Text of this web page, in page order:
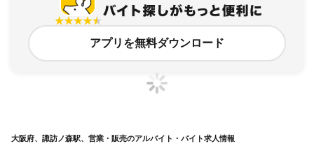
アプリを無料ダウンロード
大阪府、諏訪ノ森駅、営業・販売のアルバイト・バイト求人情報